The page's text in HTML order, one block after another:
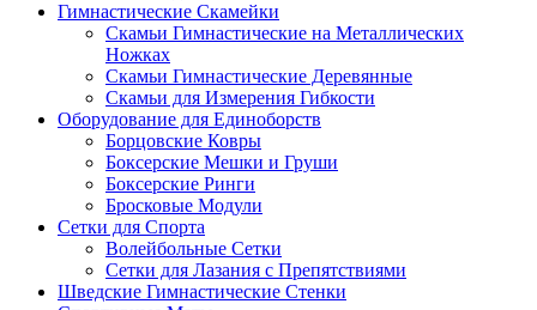
Гимнастические Скамейки
Скамьи Гимнастические на Металлических
Ножках
Скамьи Гимнастические Деревянные
Скамьи для Измерения Гибкости
Оборудование для Единоборств
Борцовские Ковры
Боксерские Мешки и Груши
Боксерские Ринги
Бросковые Модули
Сетки для Спорта
Волейбольные Сетки
Сетки для Лазания с Препятствиями
Шведские Гимнастические Стенки